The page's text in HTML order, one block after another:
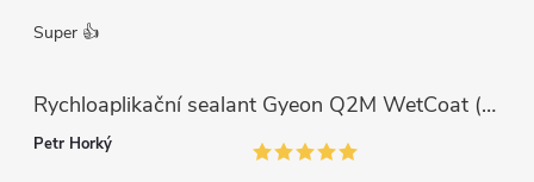
Super 👍
Rychloaplikační sealant Gyeon Q2M WetCoat (1 L)
Petr Horký